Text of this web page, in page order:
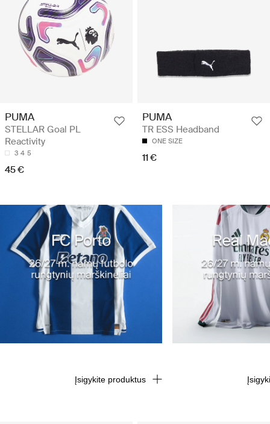
PUMA
STELLAR Goal PL
Reactivity
3 4 5
45 €
PUMA
TR ESS Headband
ONE SIZE
11 €
Įsigykite produktus